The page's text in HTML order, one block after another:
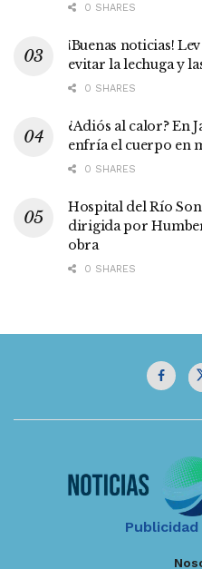
0 SHARES
¡Buenas noticias!
evitar la lechuga y
0 SHARES
¿Adiós al calor? En
enfría el cuerpo en
0 SHARES
Hospital del Río
dirigida por
obra
0 SHARES